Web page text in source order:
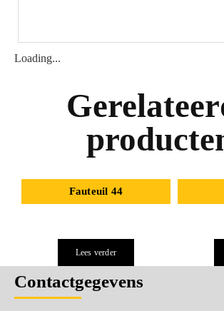
Loading...
Fauteuil 44
Lees verder
Contactgegevens